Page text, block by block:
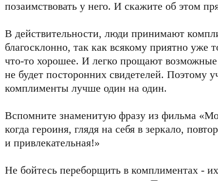
позаимствовать у него. И скажите об этом
В действительности, люди принимают
благосклонно, так как всякому приятно уже
что-то хорошее. И легко прощают
не будет посторонних свидетелей. Поэтому
комплименты лучше один на один.
Вспомните знаменитую фразу из фильма
когда героиня, глядя на себя в зеркало,
и привлекательная!»
Не бойтесь переборщить в комплиментах -